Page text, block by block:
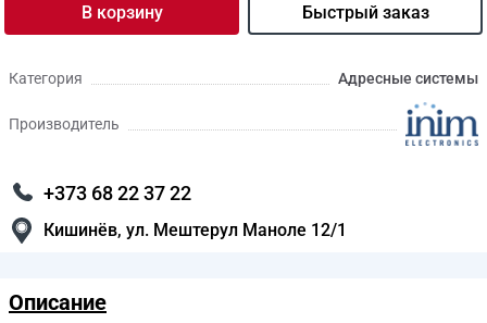
В корзину Быстрый заказ
Категория Адресные системы
Производитель
+373 68 22 37 22
Кишинёв, ул. Мештерул Маноле 12/1
Описание